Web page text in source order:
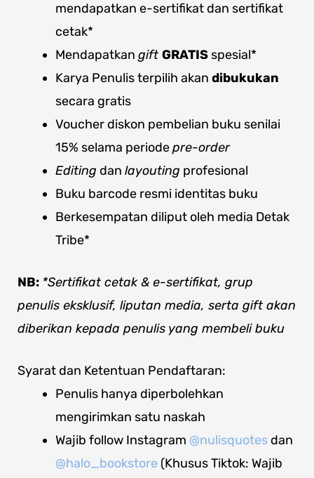
mendapatkan e-sertifikat dan sertifikat
cetak*
Mendapatkan gift GRATIS spesial*
Karya Penulis terpilih akan dibukukan
secara gratis
Voucher diskon pembelian buku senilai
15% selama periodepre-order
Editing dan layouting profesional
Buku barcode resmi identitas buku
Berkesempatan diliput oleh media Detak
Tribe*
NB: *Sertifikat cetak & e-sertifikat, grup
penulis eksklusif, liputan media, serta gift akan
diberikan kepada penulis yang membeli buku
Syarat dan Ketentuan Pendaftaran:
Penulis hanya diperbolehkan
mengirimkan satu naskah
Wajib follow Instagram @nulisquotesdan
@halo_bookstore (Khusus Tiktok: Wajib